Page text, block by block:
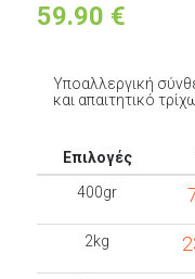
59.90 €
Υποαλλεργική
και απαιτητικό
Επιλογές
400gr
2kg